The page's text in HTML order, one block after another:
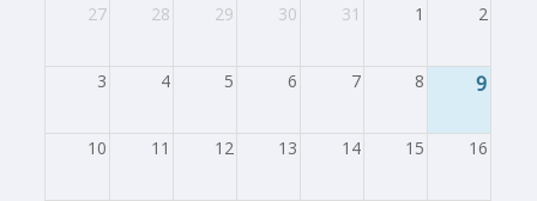
27
28 29 30 31 1 2
3 4 5 6 7 8 9
10 11 12 13 14 15 16